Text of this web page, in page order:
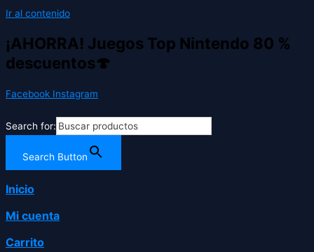
Ir al contenido
¡AHORRA! Juegos Top Nintendo 80 %
descuentos🍄
Facebook Instagram
Search for:
Search Button
Inicio
Mi cuenta
Carrito